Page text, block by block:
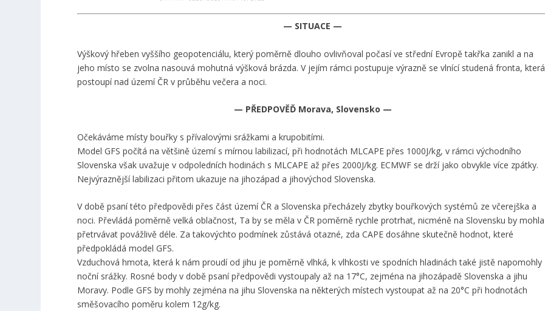
— SITUACE —
Výškový hřeben vyššího geopotenciálu, který poměrně dlouho ovlivňoval počasí ve střední Evropě takřka zanikl a na
jeho místo se zvolna nasouvá mohutná výšková brázda. V jejím rámci postupuje výrazně se vlnící studená fronta, která
postoupí nad území ČR v průběhu večera a noci.
— PŘEDPOVĚĎ Morava, Slovensko —
Očekáváme místy bouřky s přívalovými srážkami a krupobitími.
Model GFS počítá na většině území s mírnou labilizací, při hodnotách MLCAPE přes 1000J/kg, v rámci východního
Slovenska však uvažuje v odpoledních hodinách s MLCAPE až přes 2000J/kg. ECMWF se drží jako obvykle více zpátky.
Nejvýraznější labilizaci přitom ukazuje na jihozápad a jihovýchod Slovenska.
V době psaní této předpovědi přes část území ČR a Slovenska přecházely zbytky bouřkových systémů ze včerejška a
noci. Převládá poměrně velká oblačnost, Ta by se měla v ČR poměrně rychle protrhat, nicméně na Slovensku by mohla
přetrvávat povážlivě déle. Za takovýchto podmínek zůstává otazné, zda CAPE dosáhne skutečně hodnot, které
předpokládá model GFS.
Vzduchová hmota, která k nám proudí od jihu je poměrně vlhká, k vlhkosti ve spodních hladinách také jistě napomohly
noční srážky. Rosné body v době psaní předpovědi vystoupaly až na 17°C, zejména na jihozápadě Slovenska a jihu
Moravy. Podle GFS by mohly zejména na jihu Slovenska na některých místech vystoupat až na 20°C při hodnotách
směšovacího poměru kolem 12g/kg.